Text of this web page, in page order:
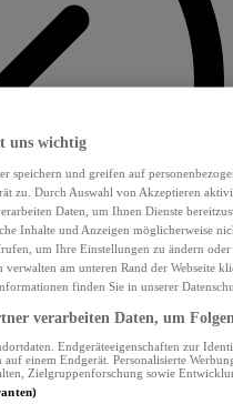
uns wichtig
speichern und greifen auf
zu. Durch Auswahl von Akzeptieren
Daten, um Ihnen Dienste
Inhalte und Anzeigen möglicherweise
um Ihre Einstellungen zu ändern
am unteren Rand der Webseite
finden Sie in unserer
verarbeiten Daten, um
Endgeräteeigenschaften zur
einem Endgerät. Personalisierte
Zielgruppenforschung sowie